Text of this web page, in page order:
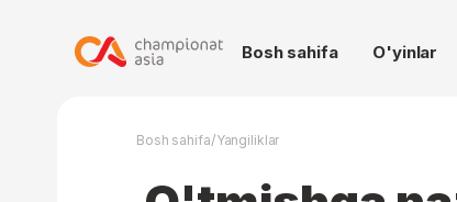
Bosh sahifa O'yinlar
Bosh sahifa/Yangiliklar